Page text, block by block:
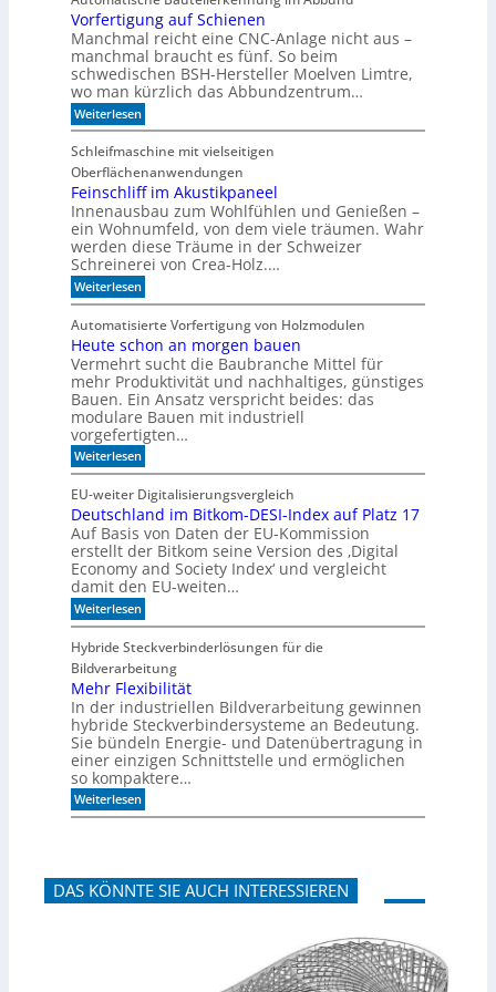
a
l
i
e
n
n
l
o
h
n
t
s
i
c
h
C
N
C
-
T
e
c
h
n
k
?
Vorfertigung auf Schienen
Manchmal reicht eine CNC-Anlage nicht aus –
manchmal braucht es fünf. So beim
schwedischen BSH-Hersteller Moelven Limtre,
wo man kürzlich das Abbundzentrum…
Weiterlesen:
V
o
r
f
e
r
t
i
g
u
g
u
f
S
c
h
i
e
n
e
n
Schleifmaschine mit vielseitigen
Oberflächenanwendungen
Feinschliff im Akustikpaneel
Innenausbau zum Wohlfühlen und Genießen –
ein Wohnumfeld, von dem viele träumen. Wahr
werden diese Träume in der Schweizer
Schreinerei von Crea-Holz.…
Weiterlesen:
F
i
n
s
c
h
l
i
f
f
i
m
A
k
u
s
t
i
k
p
a
n
e
e
l
Automatisierte Vorfertigung von Holzmodulen
Heute schon an morgen bauen
Vermehrt sucht die Baubranche Mittel für
mehr Produktivität und nachhaltiges, günstiges
Bauen. Ein Ansatz verspricht beides: das
modulare Bauen mit industriell
vorgefertigten…
Weiterlesen:
H
e
u
t
e
s
c
h
o
n
a
m
o
r
g
e
n
b
a
u
e
n
EU-weiter Digitalisierungsvergleich
Deutschland im Bitkom-DESI-Index auf Platz 17
Auf Basis von Daten der EU-Kommission
erstellt der Bitkom seine Version des ‚Digital
Economy and Society Index‘ und vergleicht
damit den EU-weiten…
Weiterlesen:
D
u
t
s
c
h
l
a
n
d
i
m
o
m
Hybride Steckverbinderlösungen für die
Bildverarbeitung
Mehr Flexibilität
In der industriellen Bildverarbeitung gewinnen
hybride Steckverbindersysteme an Bedeutung.
Sie bündeln Energie- und Datenübertragung in
einer einzigen Schnittstelle und ermöglichen
so kompaktere…
Weiterlesen:
M
F
l
e
DAS KÖNNTE SIE AUCH INTERESSIEREN